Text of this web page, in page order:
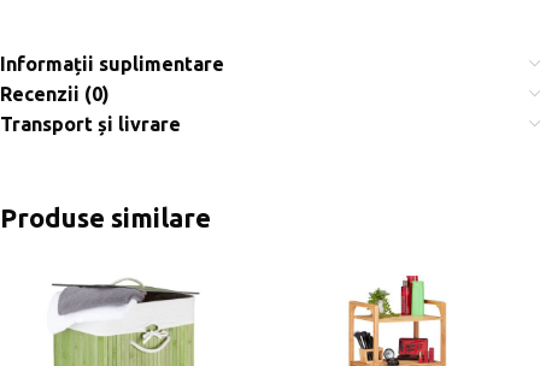
Informații suplimentare
Recenzii (0)
Transport și livrare
Produse similare